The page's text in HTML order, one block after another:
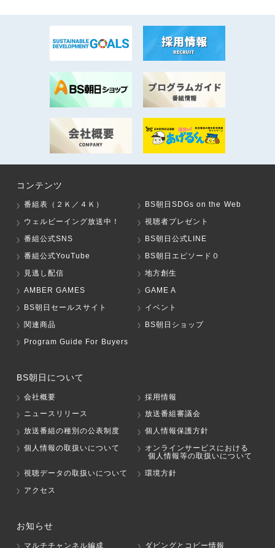
コンテンツ
番組表（２Ｋ／４Ｋ）
BS朝日SDGs on the Web
ウェルビーイング放送中！
視聴者プレゼント
番組公式SNS
BS朝日公式LINE
番組公式YouTube
BS朝日エピソード０
見逃し配信
地方創生
AMBER GAMES
GAME A
BS朝日セールスサイト
イベント
関連商品
BS朝日ショップ
Program Guide For Buyers
BS朝日について
会社概要
採用情報
ニュースリリース
放送番組審議会
放送番組の種別の公表制度
個人情報保護方針
個人情報の取扱いについて
オンラインサービスにおける
個人情報等の取扱いについて
視聴データの取扱いについて
環境方針
アクセス
お知らせ
マルチチャンネル編成 ダビングとコピー情報